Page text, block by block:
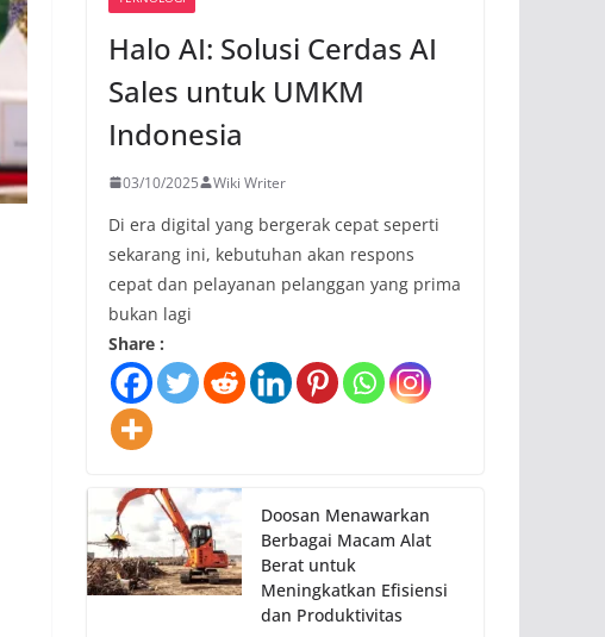
Halo AI: Solusi Cerdas AI
Sales untuk UMKM
Indonesia
03/10/2025 Wiki Writer
Di era digital yang bergerak cepat seperti
sekarang ini, kebutuhan akan respons
cepat dan pelayanan pelanggan yang prima
bukan lagi
Share :
Doosan Menawarkan
Berbagai Macam Alat
Berat untuk
Meningkatkan Efisiensi
dan Produktivitas